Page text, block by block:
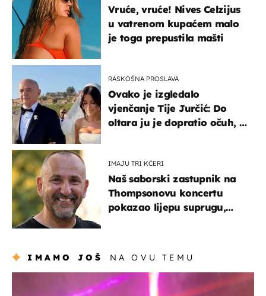
Vruće, vruće! Nives Celzijus
u vatrenom kupaćem malo
je toga prepustila mašti
RASKOŠNA PROSLAVA
Ovako je izgledalo
vjenčanje Tije Jurčić: Do
oltara ju je dopratio očuh, a
IMAJU TRI KĆERI
Naš saborski zastupnik na
Thompsonovu koncertu
pokazao lijepu suprugu,
IMAMO JOŠ NA OVU TEMU